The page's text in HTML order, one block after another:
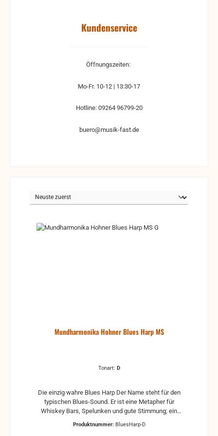
Kundenservice
Öffnungszeiten:
Mo-Fr. 10-12 | 13:30-17
Hotline: 09264 96799-20
buero@musik-fast.de
Mundharmonika Hohner Blues Harp MS
Tonart: D
Die einzig wahre Blues Harp Der Name steht für den
typischen Blues-Sound. Er ist eine Metapher für
Whiskey Bars, Spelunken und gute Stimmung; ein
Wanderschaft: die Blues Harp®. Über 50 Jahre war
Produktnummer: BluesHarp-D